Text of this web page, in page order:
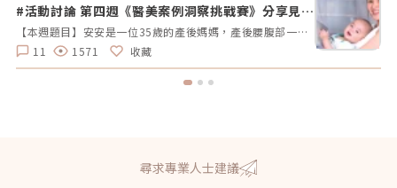
#活動討論 第四週《醫美案例洞察挑戰賽》分享見解
拿好禮
【本週題目】安安是一位35歲的產後媽媽，產後腰腹部一直瘦不回去，她希望透過非侵入性的療程讓曲線回到產前的狀態。由於對疼痛較為敏感，她希望能選擇舒適度高的療程。請大家幫安安媽咪推薦適合的療程，幫助她輕鬆找回青春緊緻的身材線條。【本週活動時間】01 / 27（一）AM09:00 - 02 / 02（日） PM23:59【活動獎勵】 專業評論獎《7-11購物金50元》抽10名會員 推薦好友留言送《LINE Points 5點數》每人推薦好友上限2人【活動方式】 活動期間每週一AM09:00將在在討論區發布一個模擬的醫美案例。案例包含患者的需求、問題描述。會員需根據案例情境進行分析，並針對該案例提供建議或解決方案。可以提出不同的治療選項、分析治療結果，或者分享相關經驗。每位會員的回應需具體、實用。 官方將根據會員的回應品質來優先評選出「專業評論獎」，這些留言者將優先納入抽獎範圍，以提升其被抽中的機會。留言中若包含分析、建議或醫美知識等。 避免重複、抄襲回覆其他參與者，或發表與前後留言無關的內容。如「同意」、「好棒」等，將不計入抽獎資格。 當週活動的留言截止時間為每週日 23:59。經核對符合活動規範的留言後，將於2025 / 02 / 03（一）統一抽出每週 10 名幸運得主，並另在討論區公布得獎名單。 乙組會員帳號於當週活動僅限留言乙次。 會員連續4週參與《醫美案例洞察》活動者，將有額外抽「活躍參與獎」的機會，可獲得「7-11購物金100元」作為獎勵。【推薦好友留言送】 活動期間，推薦朋友至每週主題活動討論區留言，每成功推薦 1 人可額外獲得「LINE Points 5 點數」。每人最多可推薦 2 人，超過 2 人則無法再獲得額外獎勵。 若多人推薦同一位朋友，獎勵將優先發放給第一位完成回報資料並經核對無誤的推薦者，其他推薦者將不予發放獎勵。此外，若推薦的好友未參與留言，則該推薦視為無效，將不予發放獎勳。 推薦人需確認好友已完成留言，並於2025 / 02 / 02（日）23:59前加入「醫美圈圈官方LINE」，點選LINE圖文選單中的【推薦好友加入】填妥推薦好友問卷資料後提交。 若發現參加者有不當行為，包括使用假帳戶、重複推薦、內容不符合規定或其他影響活動公平性的行為，主辦方保留取消參與資格及不發放獎勵的權利。 所有推薦資料需於2025 / 02 / 02（日）23:59前提交，逾期將視為放棄獎勵資格。 所有推薦資料提交後，官方將進行核對與統計，核對無誤者，「LINE Points 5點數」統一於2025/02/10（一）23:59前陸續發放完畢。如因資料填寫錯誤或未在指定時間內提交而無法核對，恕不補發。<<<點我看更多活動詳情>>
11
1571 收藏
尋求專業人士建議